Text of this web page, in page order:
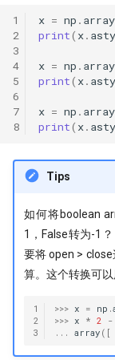
1
2
3
4
5
6
7
8
x = np . array
print( x.
x = np . array
print( x.
x = np . array
print( x.
Tips
如何将boolean
1，False转为-1
要将 open >
算。这个转换可以
1
2
3
>>> x = np .
>>> x * 2 -
...
array ([